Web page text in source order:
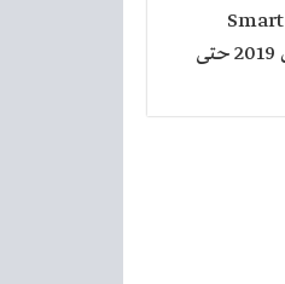
عروض سمارت هومز Smart
Homes من 17 مارس 2019 حتى